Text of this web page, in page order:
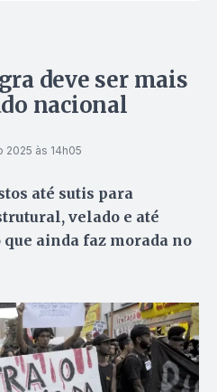
deve ser mais
nacional
2025 às 14h05
até sutis para
velado e até
ainda faz morada no